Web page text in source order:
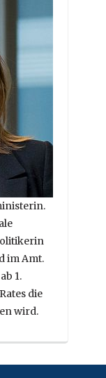
im Amt.
1.
die
wird.